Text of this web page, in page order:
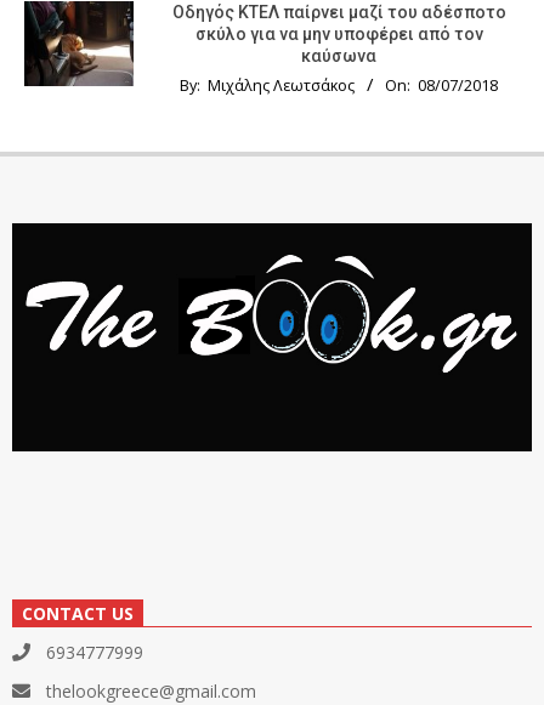
Οδηγός KTΕΛ παίρνει μαζί του αδέσποτο
σκύλο για να μην υποφέρει από τον
καύσωνα
By: Μιχάλης Λεωτσάκος On: 08/07/2018
CONTACT US
6934777999
thelookgreece@gmail.com